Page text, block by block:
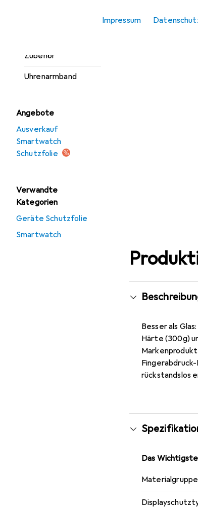
Impressum
Zubehör
Uhrenarmband
Angebote
Ausverkauf
Smartwatch
Schutzfolie
Verwandte
Kategorien
Geräte Schutzfolie
Smartwatch
Besser als
Härte (300g)
rückstandslos
Das
Materialgruppe